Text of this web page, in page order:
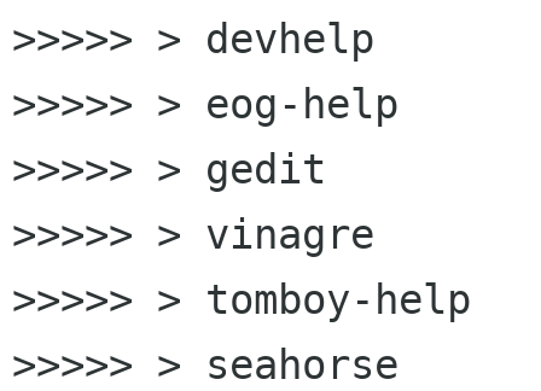
>>>>> > devhelp
>>>>> > eog-help
>>>>> > gedit
>>>>> > vinagre
>>>>> > tomboy-help
>>>>> > seahorse